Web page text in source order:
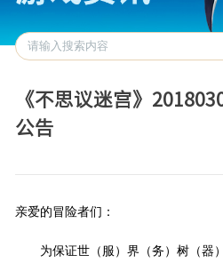
《不思议迷宫》
公告
亲爱的冒险者们：
为保证世（服）界（务）树（器）